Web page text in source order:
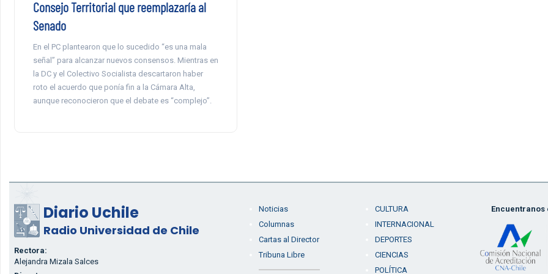
Consejo Territorial que reemplazaría al
Senado
En el PC plantearon que lo sucedido “es una mala
señal” para alcanzar nuevos consensos. Mientras en
la DC y el Colectivo Socialista descartaron haber
roto el acuerdo que ponía fin a la Cámara Alta,
aunque reconocieron que el debate es “complejo”.
Diario Uchile
Radio Universidad de Chile
Rectora:
Alejandra Mizala Salces
Noticias
Columnas
Cartas al Director
Tribuna Libre
CULTURA
INTERNACIONAL
DEPORTES
CIENCIAS
POLÍTICA
Encuentranos